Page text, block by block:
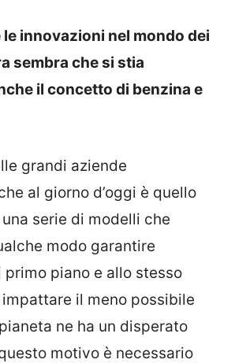
innovazioni nel mondo dei
sembra che si stia
il concetto di benzina e
grandi aziende
al giorno d’oggi è quello
serie di modelli che
modo garantire
piano e allo stesso
il meno possibile
ne ha un disperato
motivo è necessario